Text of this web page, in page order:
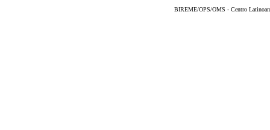
BIREME/OPS/OMS - Centro